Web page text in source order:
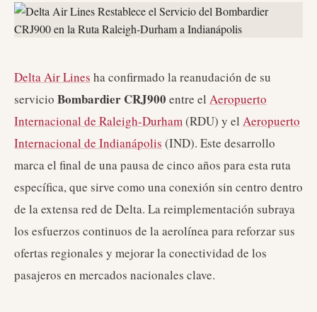
Delta Air Lines ha confirmado la reanudación de su
servicio Bombardier CRJ900 entre el Aeropuerto
Internacional de Raleigh-Durham(RDU) y el Aeropuerto
Internacional de Indianápolis (IND). Este desarrollo
marca el final de una pausa de cinco años para esta ruta
específica, que sirve como una conexión sin centro dentro
de la extensa red de Delta. La reimplementación subraya
los esfuerzos continuos de la aerolínea para reforzar sus
ofertas regionales y mejorar la conectividad de los
pasajeros en mercados nacionales clave.